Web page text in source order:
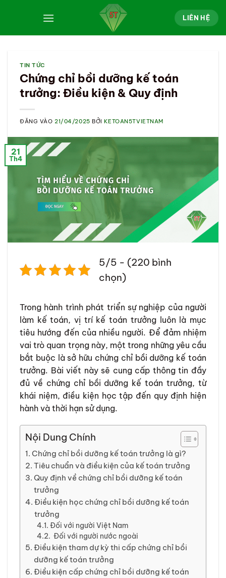
LIÊN HỆ
TIN TỨC
Chứng chỉ bồi dưỡng kế toán
trưởng: Điều kiện & Quy định
ĐĂNG VÀO 21/04/2025 BỞIKETOAN5TVIETNAM
21
Th4
5/5 - (220 bình
chọn)
Trong hành trình phát triển sự nghiệp của người
làm kế toán, vị trí kế toán trưởng luôn là mục
tiêu hướng đến của nhiều người. Để đảm nhiệm
vai trò quan trọng này, một trong những yêu cầu
bắt buộc là sở hữu chứng chỉ bồi dưỡng kế toán
trưởng. Bài viết này sẽ cung cấp thông tin đầy
đủ về chứng chỉ bồi dưỡng kế toán trưởng, từ
khái niệm, điều kiện học tập đến quy định hiện
hành và thời hạn sử dụng.
Nội Dung Chính
Chứng chỉ bồi dưỡng kế toán trưởng là gì?
Tiêu chuẩn và điều kiện của kế toán trưởng
Quy định về chứng chỉ bồi dưỡng kế toán
trưởng
Điều kiện học chứng chỉ bồi dưỡng kế toán
trưởng
Đối với người Việt Nam
Đối với người nước ngoài
Điều kiện tham dự kỳ thi cấp chứng chỉ bồi
dưỡng kế toán trưởng
Điều kiện cấp chứng chỉ bồi dưỡng kế toán